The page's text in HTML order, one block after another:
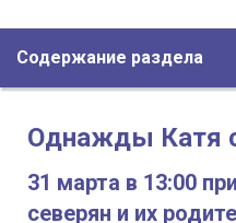
Содержание раздела
Однажды Катя
31 марта в 13:00
северян и их